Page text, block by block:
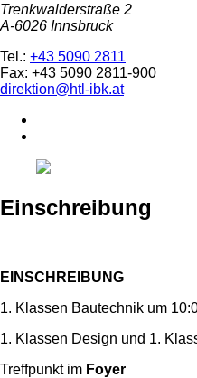
Trenkwalderstraße 2
A-6026 Innsbruck
Tel.: +43 5090 2811
Fax: +43 5090 2811-900
direktion@htl-ibk.at
Einschreibung
EINSCHREIBUNG
1. Klassen Bautechnik um
1. Klassen Design und 1.
Treffpunkt im Foyer